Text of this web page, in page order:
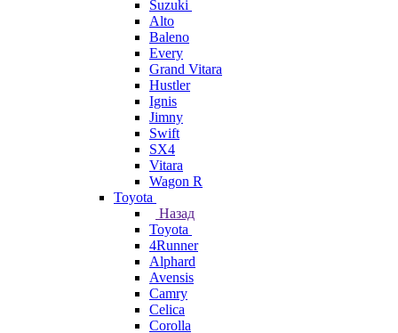
Suzuki
Alto
Baleno
Every
Grand Vitara
Hustler
Ignis
Jimny
Swift
SX4
Vitara
Wagon R
Toyota
Назад
Toyota
4Runner
Alphard
Avensis
Camry
Celica
Corolla